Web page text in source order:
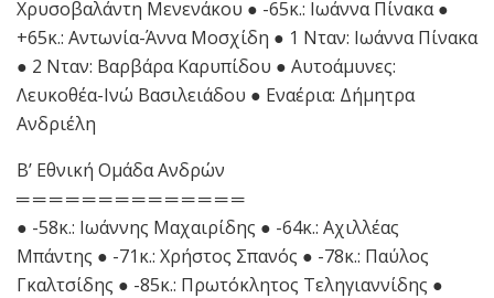
Χρυσοβαλάντη Μενενάκου ● -65κ.: Ιωάννα Πίνακα ●
+65κ.: Αντωνία-Άννα Μοσχίδη ● 1 Νταν: Ιωάννα Πίνακα
● 2 Νταν: Βαρβάρα Καρυπίδου ● Αυτοάμυνες:
Λευκοθέα-Ινώ Βασιλειάδου ● Εναέρια: Δήμητρα
Ανδριέλη
Β’ Εθνική Ομάδα Ανδρών
═ ═ ═ ═ ═ ═ ═ ═ ═ ═ ═ ═ ═ ═
● -58κ.: Ιωάννης Μαχαιρίδης ● -64κ.: Αχιλλέας
Μπάντης ● -71κ.: Χρήστος Σπανός ● -78κ.: Παύλος
Γκαλτσίδης ● -85κ.: Πρωτόκλητος Τεληγιαννίδης ●